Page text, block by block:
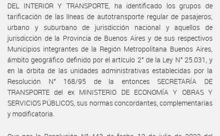
DEL INTERIOR Y TRANSPORTE, ha identificado los grupos de
tarificación de las líneas de autotransporte regular de pasajeros,
urbano y suburbano de jurisdicción nacional y aquellos de
jurisdicción de la Provincia de Buenos Aires y de sus respectivos
Municipios integrantes de la Región Metropolitana Buenos Aires,
ámbito geográfico definido por el artículo 2° de la Ley N° 25.031, y
en la órbita de las unidades administrativas establecidas por la
Resolución N° 168/95 de la entonces SECRETARÍA DE
TRANSPORTE del ex MINISTERIO DE ECONOMÍA Y OBRAS Y
SERVICIOS PÚBLICOS, sus normas concordantes, complementarias
y modificatoria.